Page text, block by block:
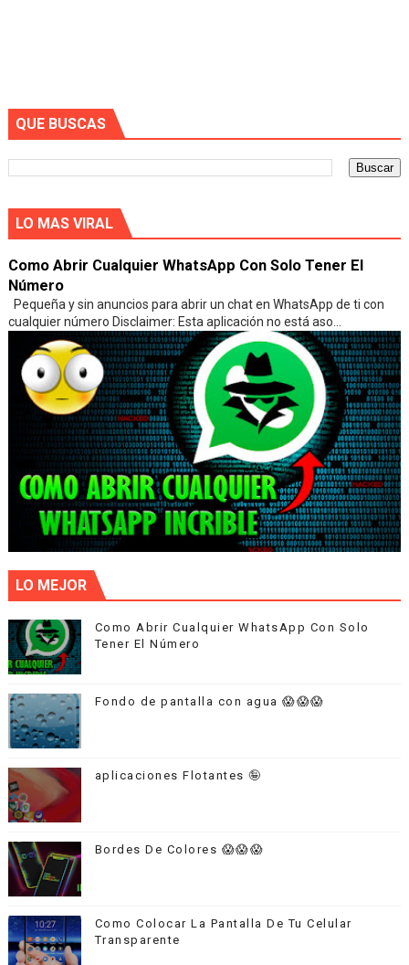
QUE BUSCAS
LO MAS VIRAL
Como Abrir Cualquier WhatsApp Con Solo Tener El
Número
Pequeña y sin anuncios para abrir un chat en WhatsApp de ti con
cualquier número Disclaimer: Esta aplicación no está aso...
LO MEJOR
Como Abrir Cualquier WhatsApp Con Solo
Tener El Número
Fondo de pantalla con agua 😱😱😱
aplicaciones Flotantes 🤪
Bordes De Colores 😱😱😱
Como Colocar La Pantalla De Tu Celular
Transparente